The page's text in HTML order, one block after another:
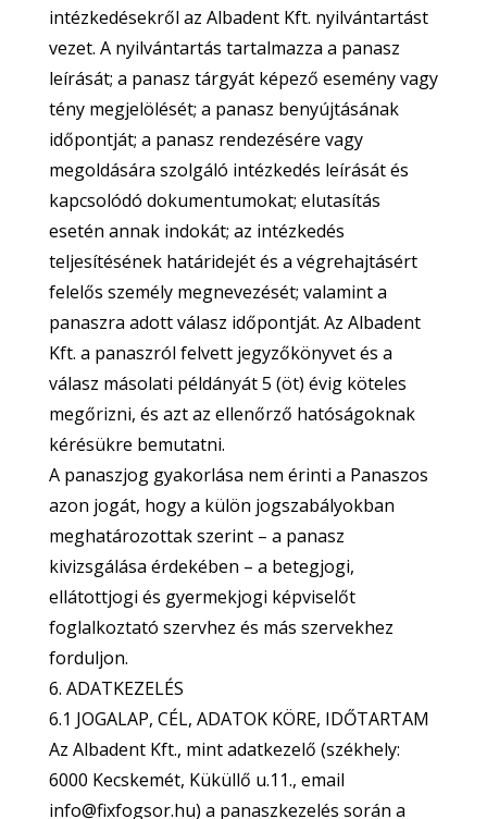
intézkedésekről az Albadent Kft. nyilvántartást
vezet. A nyilvántartás tartalmazza a panasz
leírását; a panasz tárgyát képező esemény vagy
tény megjelölését; a panasz benyújtásának
időpontját; a panasz rendezésére vagy
megoldására szolgáló intézkedés leírását és
kapcsolódó dokumentumokat; elutasítás
esetén annak indokát; az intézkedés
teljesítésének határidejét és a végrehajtásért
felelős személy megnevezését; valamint a
panaszra adott válasz időpontját. Az Albadent
Kft. a panaszról felvett jegyzőkönyvet és a
válasz másolati példányát 5 (öt) évig köteles
megőrizni, és azt az ellenőrző hatóságoknak
kérésükre bemutatni.
A panaszjog gyakorlása nem érinti a Panaszos
azon jogát, hogy a külön jogszabályokban
meghatározottak szerint – a panasz
kivizsgálása érdekében – a betegjogi,
ellátottjogi és gyermekjogi képviselőt
foglalkoztató szervhez és más szervekhez
forduljon.
6. ADATKEZELÉS
6.1 JOGALAP, CÉL, ADATOK KÖRE, IDŐTARTAM
Az Albadent Kft., mint adatkezelő (székhely:
6000 Kecskemét, Küküllő u.11., email
info@fixfogsor.hu) a panaszkezelés során a